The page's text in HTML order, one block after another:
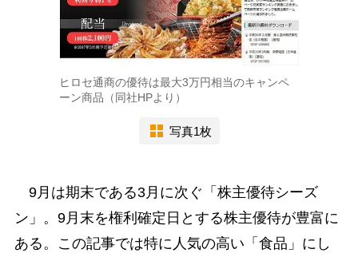
ヒロセ通商の優待は最大3万円相当のキャンペ
ーン商品（同社HPより）
写真1枚
9月は期末である3月に次ぐ「株主優待シーズ
ン」。9月末を権利確定日とする株主優待が豊富に
ある。この記事では特に人気の高い「食品」にし